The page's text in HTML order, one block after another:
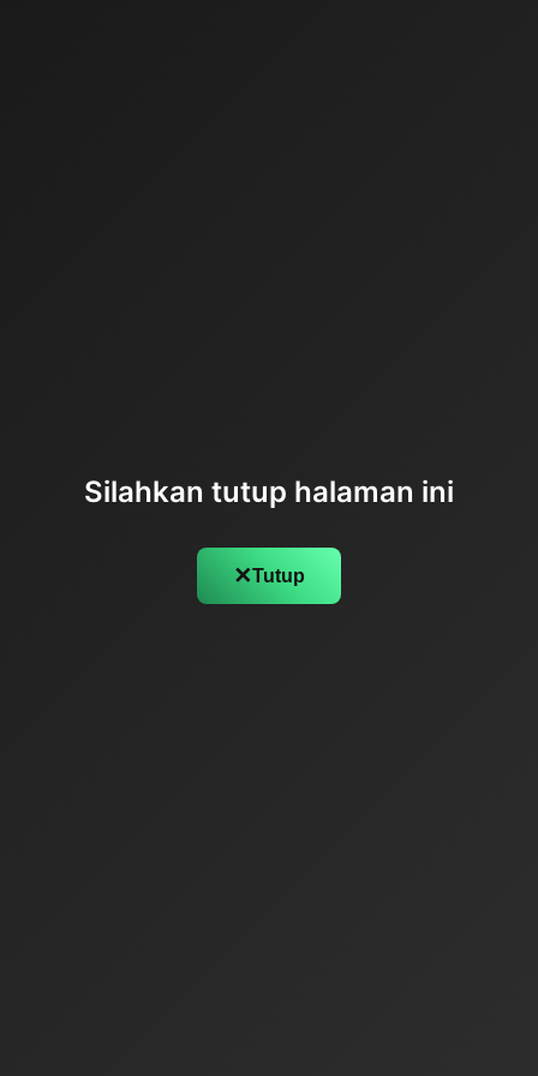
Silahkan tutup halaman ini
✕Tutup